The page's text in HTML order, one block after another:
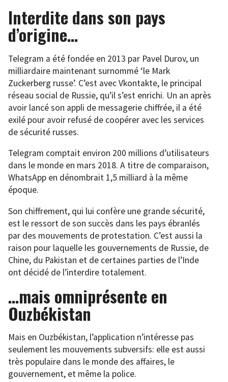
Interdite dans son pays
d’origine…
Telegram a été fondée en 2013 par Pavel Durov, un
milliardaire maintenant surnommé ‘le Mark
Zuckerberg russe’. C’est avec Vkontakte, le principal
réseau social de Russie, qu’il s’est enrichi. Un an après
avoir lancé son appli de messagerie chiffrée, il a été
exilé pour avoir refusé de coopérer avec les services
de sécurité russes.
Telegram comptait environ 200 millions d’utilisateurs
dans le monde en mars 2018. A titre de comparaison,
WhatsApp en dénombrait 1,5 milliard à la même
époque.
Son chiffrement, qui lui confère une grande sécurité,
est le ressort de son succès dans les pays ébranlés
par des mouvements de protestation. C’est aussi la
raison pour laquelle les gouvernements de Russie, de
Chine, du Pakistan et de certaines parties de l’Inde
ont décidé de l’interdire totalement.
…mais omniprésente en
Ouzbékistan
Mais en Ouzbékistan, l’application n’intéresse pas
seulement les mouvements subversifs: elle est aussi
très populaire dans le monde des affaires, le
gouvernement, et même la police.